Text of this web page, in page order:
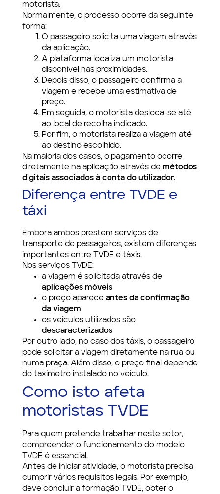
motorista.
Normalmente, o processo ocorre da seguinte
forma:
O passageiro solicita uma viagem através
da aplicação.
A plataforma localiza um motorista
disponível nas proximidades.
Depois disso, o passageiro confirma a
viagem e recebe uma estimativa de
preço.
Em seguida, o motorista desloca-se até
ao local de recolha indicado.
Por fim, o motorista realiza a viagem até
ao destino escolhido.
Na maioria dos casos, o pagamento ocorre
diretamente na aplicação através de métodos
digitais associados à conta do utilizador.
Diferença entre TVDE e
táxi
Embora ambos prestem serviços de
transporte de passageiros, existem diferenças
importantes entre TVDE e táxis.
Nos serviços TVDE:
a viagem é solicitada através de
aplicações móveis
o preço aparece antes da confirmação
da viagem
os veículos utilizados são
descaracterizados
Por outro lado, no caso dos táxis, o passageiro
pode solicitar a viagem diretamente na rua ou
numa praça. Além disso, o preço final depende
do taxímetro instalado no veículo.
Como isto afeta
motoristas TVDE
Para quem pretende trabalhar neste setor,
compreender o funcionamento do modelo
TVDE é essencial.
Antes de iniciar atividade, o motorista precisa
cumprir vários requisitos legais. Por exemplo,
deve concluir a formação TVDE, obter o